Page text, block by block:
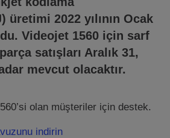
üretimi 2022 yılının Ocak
Videojet 1560 için sarf
satışları Aralık 31,
mevcut olacaktır.
olan müşteriler için destek.
indirin